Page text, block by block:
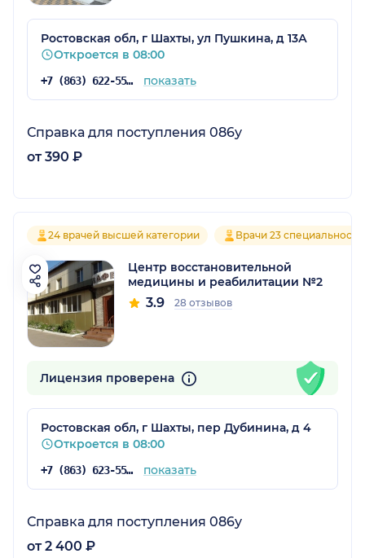
Ростовская обл, г Шахты, ул Пушкина, д 13А
Откроется в 08:00
+7 (863) 622-55-97 показать
Справка для поступления 086у
от 390 ₽
24 врачей высшей категории Врачи 23
Центр восстановительной
медицины и реабилитации №2
3.9 28 отзывов
Лицензия проверена
Ростовская обл, г Шахты, пер Дубинина, д 4
Откроется в 08:00
+7 (863) 623-55-99 показать
Справка для поступления 086у
от 2 400 ₽